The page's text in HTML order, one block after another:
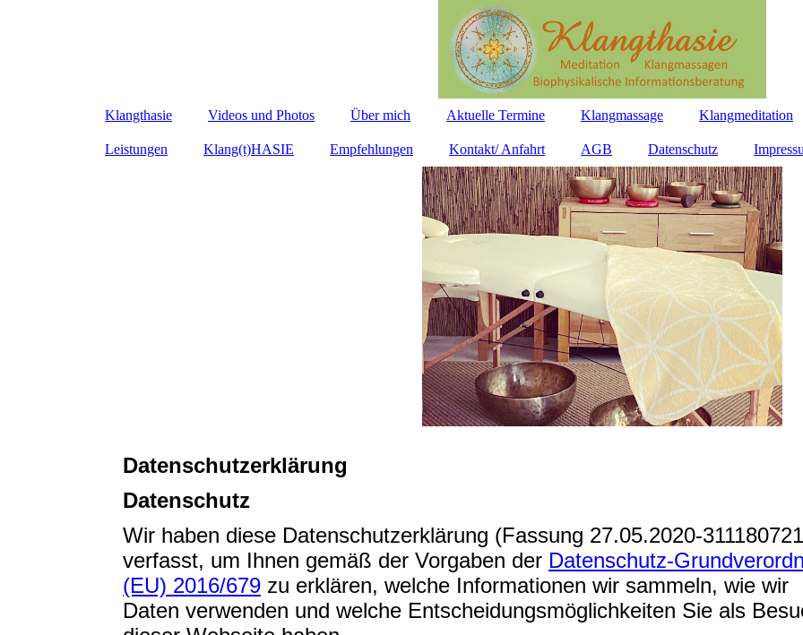
Klangthasie Videos und Photos Über mich Aktuelle Termine Klangmassage Klangmeditation
Leistungen Klang(t)HASIE Empfehlungen Kontakt/ Anfahrt AGB Datenschutz
Datenschutzerklärung
Datenschutz
Wir haben diese Datenschutzerklärung (Fassung 27.05.2020-
verfasst, um Ihnen gemäß der Vorgaben der Datenschutz-
(EU) 2016/679 zu erklären, welche Informationen wir sammeln, wie wir
Daten verwenden und welche Entscheidungsmöglichkeiten Sie als